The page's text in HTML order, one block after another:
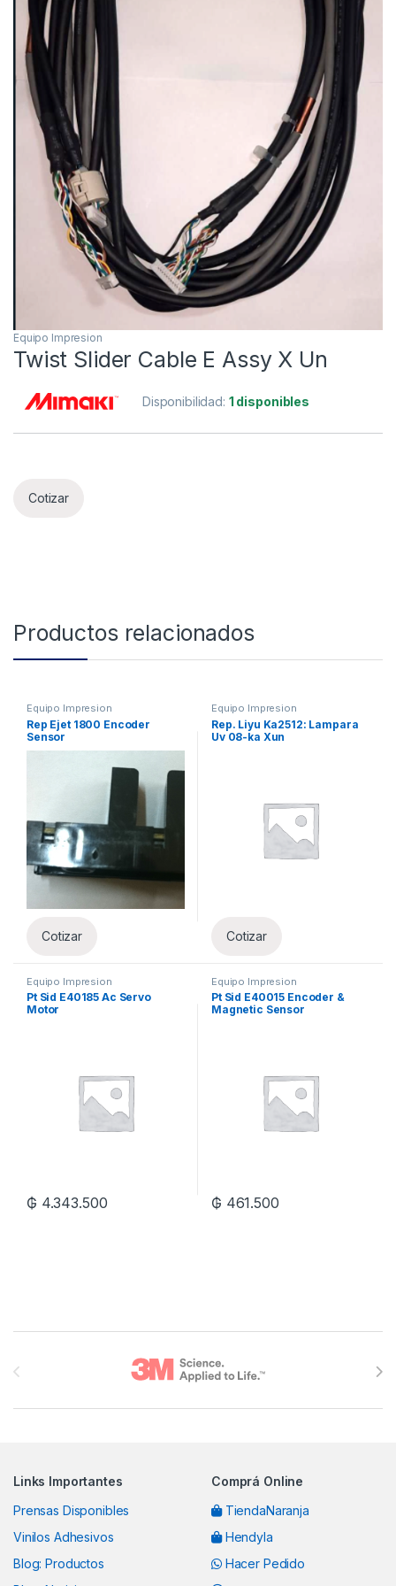
Equipo Impresion
Twist Slider Cable E Assy X Un
Disponibilidad: 1 disponibles
Cotizar
Productos relacionados
Equipo Impresion
Rep Ejet 1800 Encoder
Sensor
Cotizar
Equipo Impresion
Rep. Liyu Ka2512: Lampara
Uv 08-ka Xun
Cotizar
Equipo Impresion
Pt Sid E40185 Ac Servo
Motor
₲ 4.343.500
Equipo Impresion
Pt Sid E40015 Encoder &
Magnetic Sensor
₲ 461.500
Links Importantes
Prensas Disponibles
Vinilos Adhesivos
Blog: Productos
Comprá Online
TiendaNaranja
Hendyla
Hacer Pedido